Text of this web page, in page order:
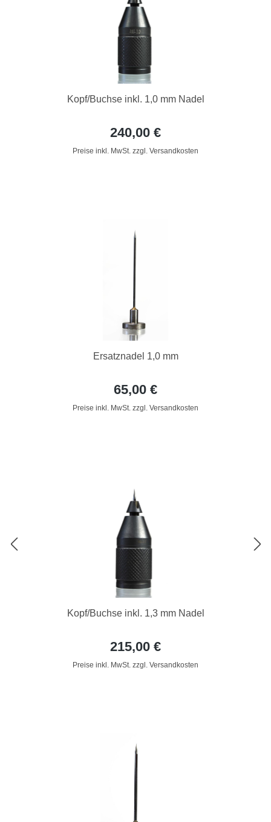
Kopf/Buchse inkl. 1,0 mm Nadel
240,00 €
Preise inkl. MwSt. zzgl. Versandkosten
Ersatznadel 1,0 mm
65,00 €
Preise inkl. MwSt. zzgl. Versandkosten
Kopf/Buchse inkl. 1,3 mm Nadel
215,00 €
Preise inkl. MwSt. zzgl. Versandkosten